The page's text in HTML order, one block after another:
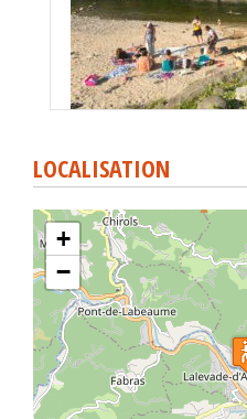
LOCALISATION
+
−